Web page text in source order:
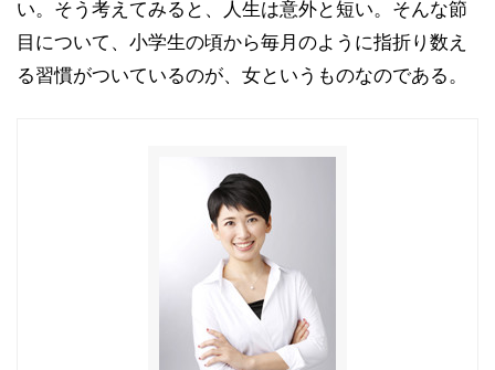
い。そう考えてみると、人生は意外と短い。そんな節
目について、小学生の頃から毎月のように指折り数え
る習慣がついているのが、女というものなのである。